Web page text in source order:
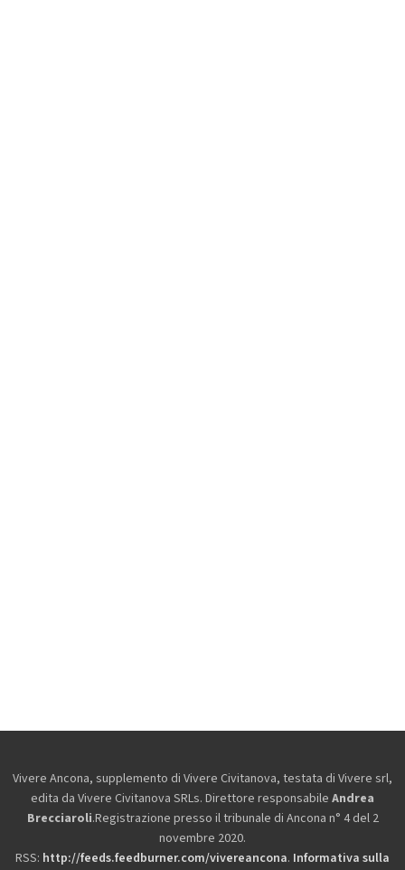
Vivere Ancona, supplemento di Vivere Civitanova, testata di Vivere srl,
edita da Vivere Civitanova SRLs. Direttore responsabile Andrea
Brecciaroli.Registrazione presso il tribunale di Ancona n° 4 del 2
novembre 2020.
RSS: http://feeds.feedburner.com/vivereancona. Informativa sulla